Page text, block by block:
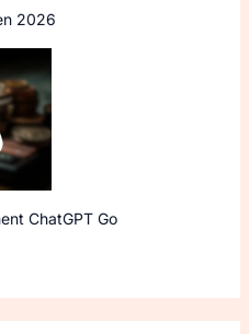
2026
ChatGPT Go